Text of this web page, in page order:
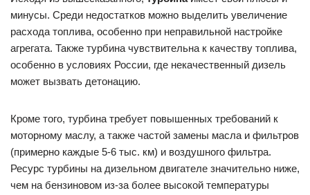
минусы. Среди недостатков можно выделить увеличение
расхода топлива, особенно при неправильной настройке
агрегата. Также турбина чувствительна к качеству топлива,
особенно в условиях России, где некачественный дизель
может вызвать детонацию.
Кроме того, турбина требует повышенных требований к
моторному маслу, а также частой замены масла и фильтров
(примерно каждые 5-6 тыс. км) и воздушного фильтра.
Ресурс турбины на дизельном двигателе значительно ниже,
чем на бензиновом из-за более высокой температуры